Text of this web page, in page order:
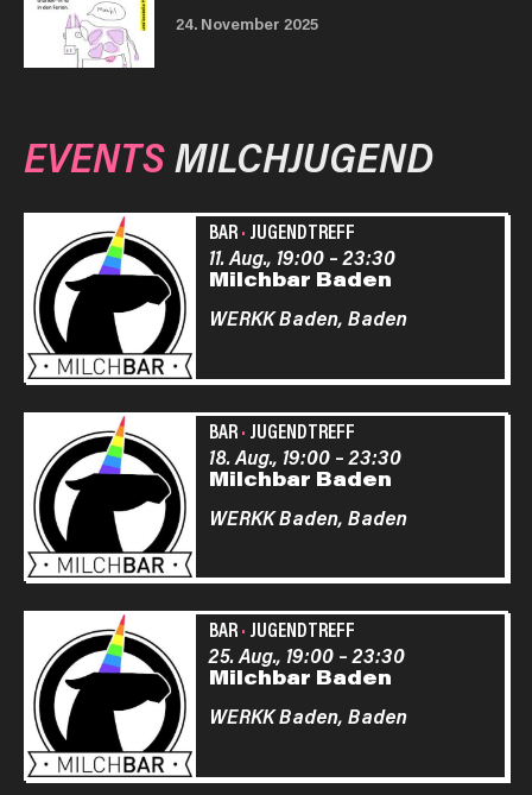
24. November 2025
EVENTSMILCHJUGEND
BAR· JUGENDTREFF
Milchbar Baden
11. Aug., 19:00–23:30
WERKK Baden, Baden
BAR· JUGENDTREFF
Milchbar Baden
18. Aug., 19:00–23:30
WERKK Baden, Baden
BAR· JUGENDTREFF
Milchbar Baden
25. Aug., 19:00–23:30
WERKK Baden, Baden